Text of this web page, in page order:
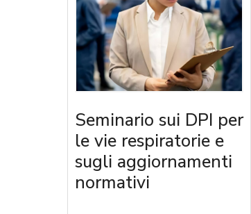
Seminario sui DPI per
le vie respiratorie e
sugli aggiornamenti
normativi